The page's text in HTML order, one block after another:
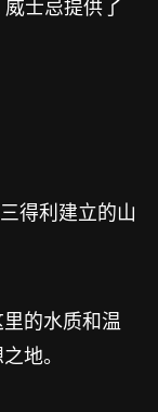
得利建立的山
的水质和温
地。